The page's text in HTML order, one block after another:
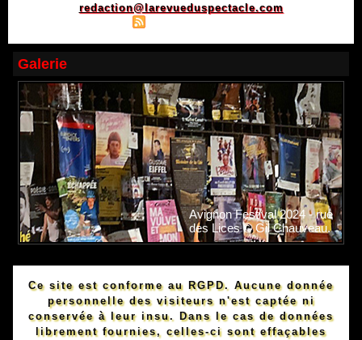
redaction@larevueduspectacle.com
Galerie
Avignon Festival 2024 - rue
des Lices © Gil Chauveau.
Ce site est conforme au RGPD. Aucune donnée
personnelle des visiteurs n'est captée ni
conservée à leur insu. Dans le cas de données
librement fournies, celles-ci sont effaçables